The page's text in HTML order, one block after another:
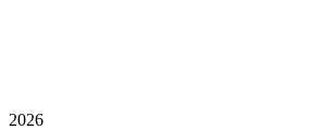
2026